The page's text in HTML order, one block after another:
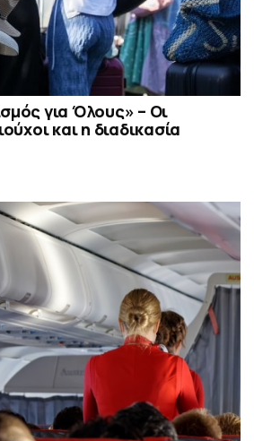
για Όλους» – Οι
και η διαδικασία